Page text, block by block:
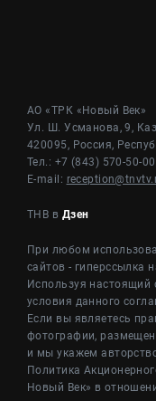
АО «ТРК «Новый Век»
Ул. Ш. Усманова, 9,
420095, Россия,
Тел.: +7 (843) 570-50-00
E-mail:
ТНВ в Дзен
При любом
сайтов - гиперссылка
Используя настоящий
условия данного
Если вы являетесь
фотографии,
и мы укажем
Политика
Новый Век» в